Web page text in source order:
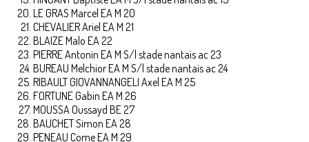
LE GRAS Marcel EA M 20
CHEVALIER Ariel EA M 21
BLAIZE Malo EA 22
PIERRE Antonin EA M S/l stade nantais ac 23
BUREAU Melchior EA M S/l stade nantais ac 24
RIBAULT GIOVANNANGELI Axel EA M 25
FORTUNE Gabin EA M 26
MOUSSA Oussayd BE 27
BAUCHET Simon EA 28
PENEAU Come EA M 29